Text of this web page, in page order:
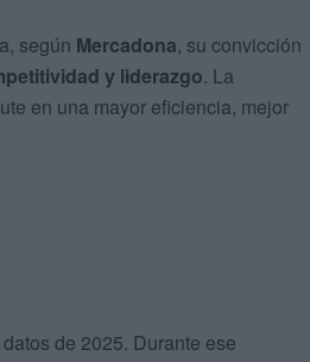
según Mercadona, su convicción
y liderazgo. La
en una mayor eficiencia, mejor
de 2025. Durante ese